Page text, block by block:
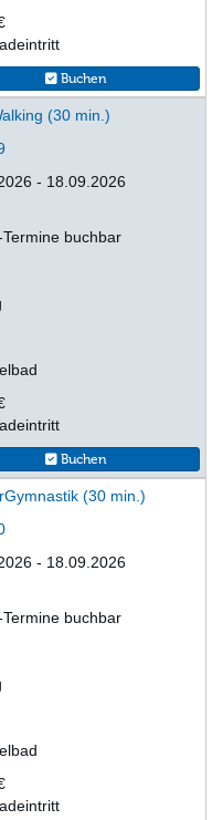
Buchen
(30 min.)
- 18.09.2026
buchbar
Buchen
(30 min.)
- 18.09.2026
buchbar